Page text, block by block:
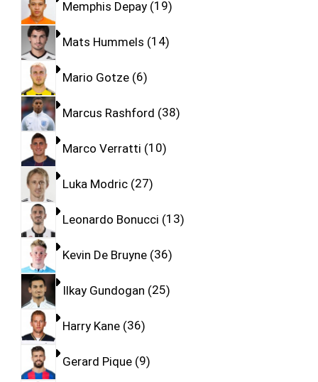
Memphis Depay 19
Mats Hummels 14
Mario Gotze 6
Marcus Rashford 38
Marco Verratti 10
Luka Modric 27
Leonardo Bonucci 13
Kevin De Bruyne 36
Ilkay Gundogan 25
Harry Kane 36
Gerard Pique 9